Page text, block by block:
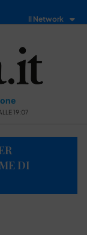
Il Network
19:07
DI